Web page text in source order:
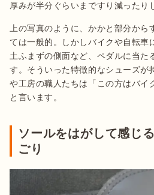
厚みが半分ぐらいまですり減ったり
上の写真のように、かかと部分から
ては一般的。しかしバイクや自転車
土ふまずの側面など、ペダルに当た
す。そういった特徴的なシューズが
や工房の職人たちは「この方はバイ
ソールをはがして感じ
ごり